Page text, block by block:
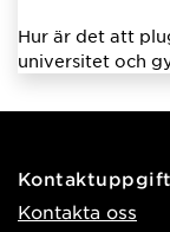
Hur är det att
universitet och
Kontakta oss